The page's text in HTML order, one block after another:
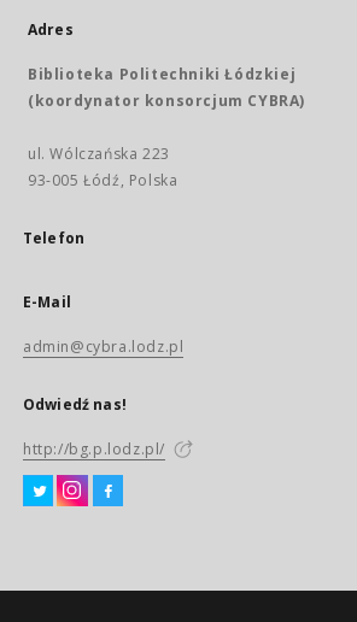
Adres
Biblioteka Politechniki Łódzkiej
(koordynator konsorcjum CYBRA)
ul. Wólczańska 223
93-005 Łódź, Polska
Telefon
E-Mail
admin@cybra.lodz.pl
Odwiedź nas!
http://bg.p.lodz.pl/